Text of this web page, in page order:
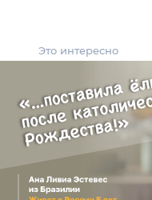
Это интересно